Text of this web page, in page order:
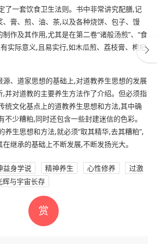
了一套饮食卫生法则。书中非常讲究配膳,记
膏、煎、油、茶,以及各种烧饼、包子、馒
作及其作用,尤其是在第二卷“诸般汤煎”、“食
实际意义,且易实行,如木瓜煎、荔枝膏、枸杞
源、道家思想的基础上,对道教养生思想的发展
,并对道教的主要养生方法作了介绍。但必须指
统文化基点上的道教养生思想和方法,其中确
不少糟粕,同时还包含一些封建迷信的色彩。
养生思想和方法,就必须“取其精华,去其糟粕”,
在继承的基础上不断发展,不断发扬光大。
益身学说 精神养生 心性修养
过激
辉与宇宙长存
赏